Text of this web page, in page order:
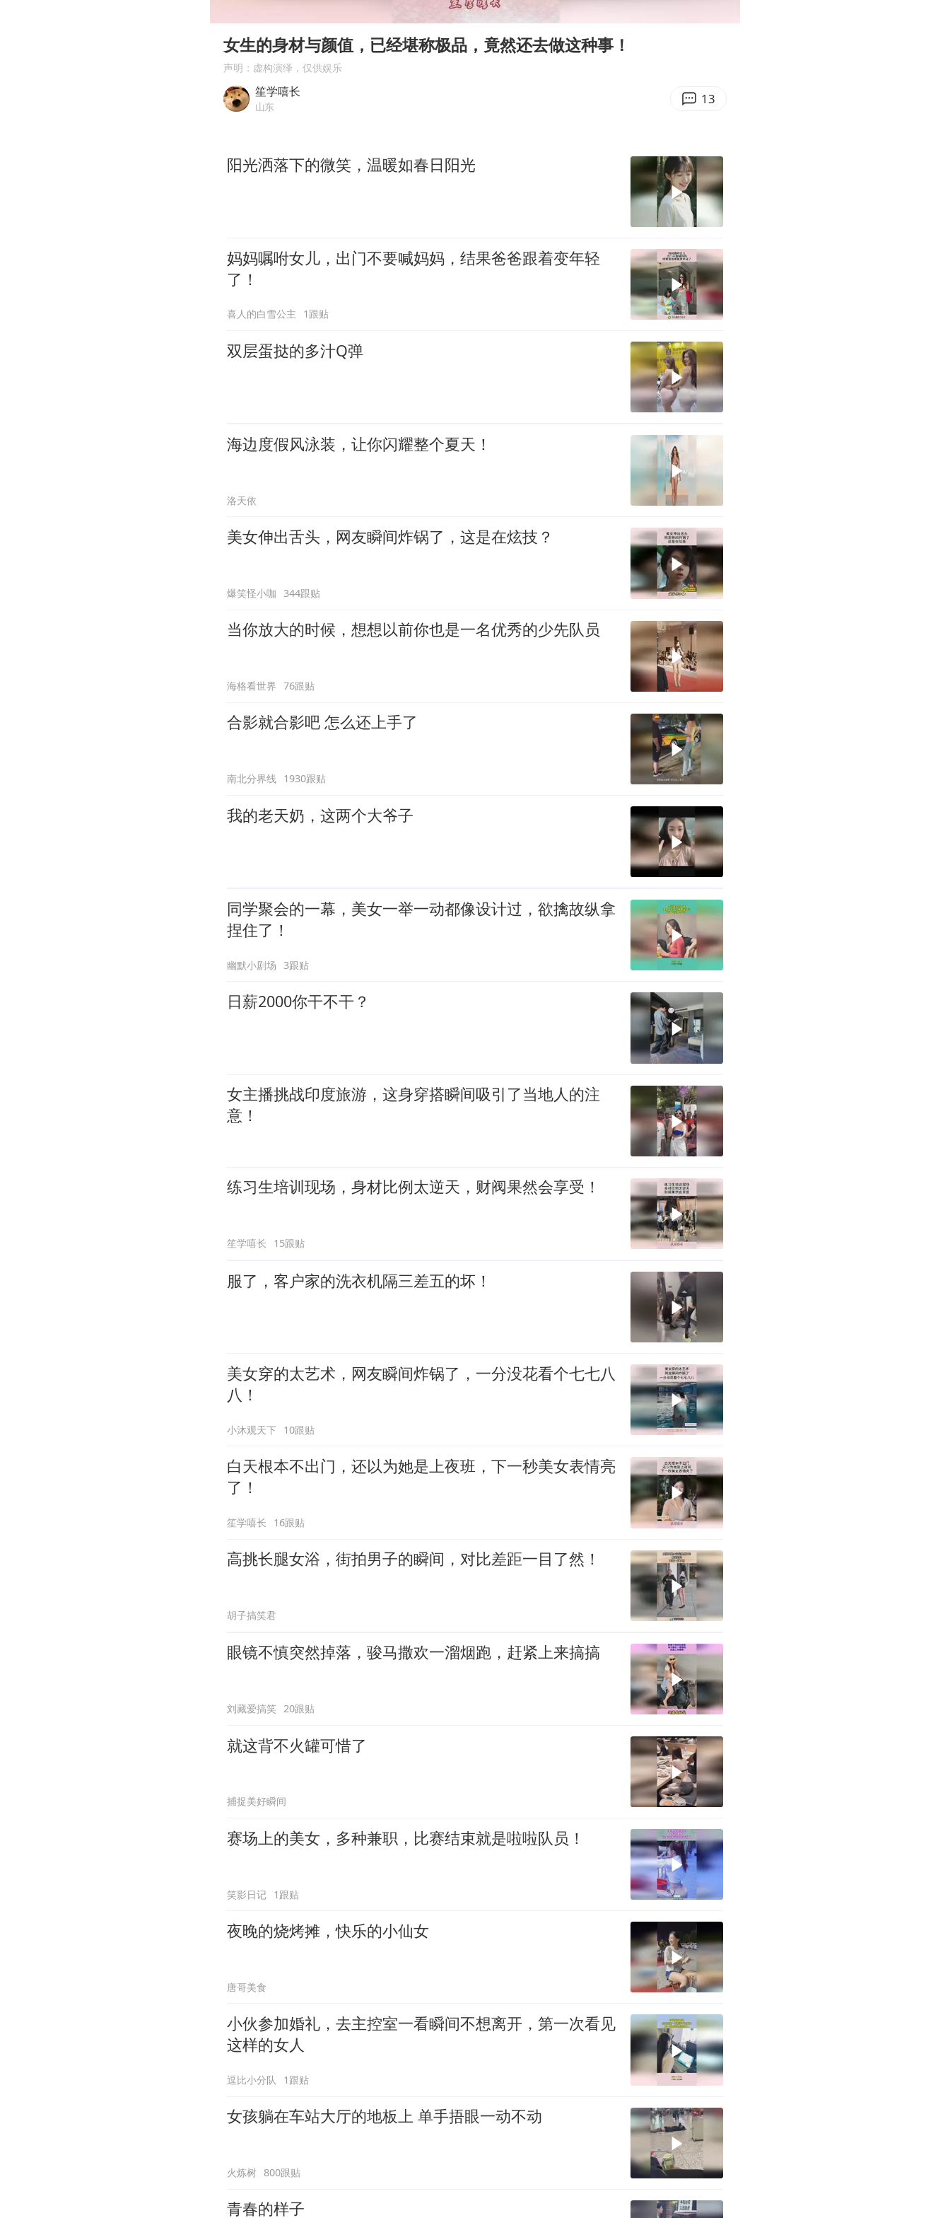
台湾海峡南口北上船舶实施交通管制
“新疆阿勒泰八月能滑雪”不实
东方之约 相约未来
女生的身材与颜值，已经堪称极品，竟然还去做这种事！
声明：虚构演绎，仅供娱乐
笙学嘻长
山东 13
阳光洒落下的微笑，温暖如春日阳光
妈妈嘱咐女儿，出门不要喊妈妈，结果爸爸跟着变年轻
了！
喜人的白雪公主 1跟贴
双层蛋挞的多汁Q弹
海边度假风泳装，让你闪耀整个夏天！
洛天依
美女伸出舌头，网友瞬间炸锅了，这是在炫技？
爆笑怪小咖 344跟贴
当你放大的时候，想想以前你也是一名优秀的少先队员
海格看世界 76跟贴
合影就合影吧 怎么还上手了
南北分界线 1930跟贴
我的老天奶，这两个大爷子
同学聚会的一幕，美女一举一动都像设计过，欲擒故纵拿
捏住了！
幽默小剧场 3跟贴
日薪2000你干不干？
女主播挑战印度旅游，这身穿搭瞬间吸引了当地人的注
意！
练习生培训现场，身材比例太逆天，财阀果然会享受！
笙学嘻长 15跟贴
服了，客户家的洗衣机隔三差五的坏！
美女穿的太艺术，网友瞬间炸锅了，一分没花看个七七八
八！
小沐观天下 10跟贴
白天根本不出门，还以为她是上夜班，下一秒美女表情亮
了！
笙学嘻长 16跟贴
高挑长腿女浴，街拍男子的瞬间，对比差距一目了然！
胡子搞笑君
眼镜不慎突然掉落，骏马撒欢一溜烟跑，赶紧上来搞搞
刘藏爱搞笑 20跟贴
就这背不火罐可惜了
捕捉美好瞬间
赛场上的美女，多种兼职，比赛结束就是啦啦队员！
笑影日记 1跟贴
夜晚的烧烤摊，快乐的小仙女
唐哥美食
小伙参加婚礼，去主控室一看瞬间不想离开，第一次看见
这样的女人
逗比小分队 1跟贴
女孩躺在车站大厅的地板上 单手捂眼一动不动
火炼树 800跟贴
青春的样子